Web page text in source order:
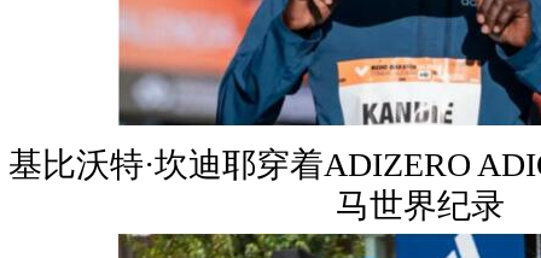
基比沃特·坎迪耶穿着ADIZERO
马世界纪录